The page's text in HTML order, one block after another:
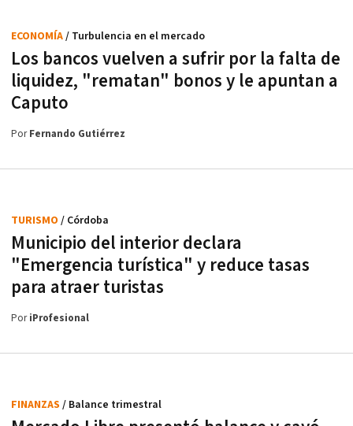
Los bancos vuelven a sufrir por la falta de
liquidez, "rematan" bonos y le apuntan a
Caputo
ECONOMÍA/ Turbulencia en el mercado
PorFernando Gutiérrez
Municipio del interior declara
"Emergencia turística" y reduce tasas
para atraer turistas
TURISMO / Córdoba
PoriProfesional
FINANZAS / Balance trimestral